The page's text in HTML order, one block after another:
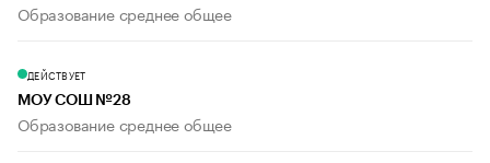
Образование среднее общее
ДЕЙСТВУЕТ
МОУ СОШ №28
Образование среднее общее